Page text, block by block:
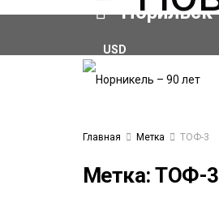
Норильск
USD
Главная Метка ТОФ-3
Метка:ТОФ-3